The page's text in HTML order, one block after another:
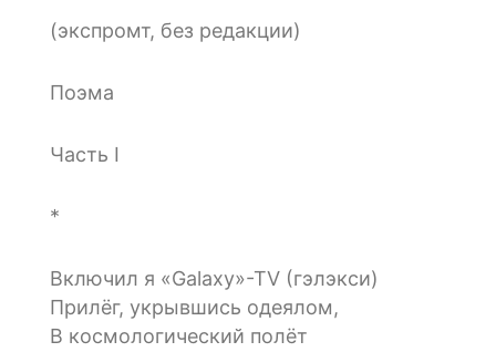
(экспромт, без редакции)
Поэма
Часть I
*
Включил я «Galaxy»-TV (гэлэкси)
Прилёг, укрывшись одеялом,
В космологический полёт